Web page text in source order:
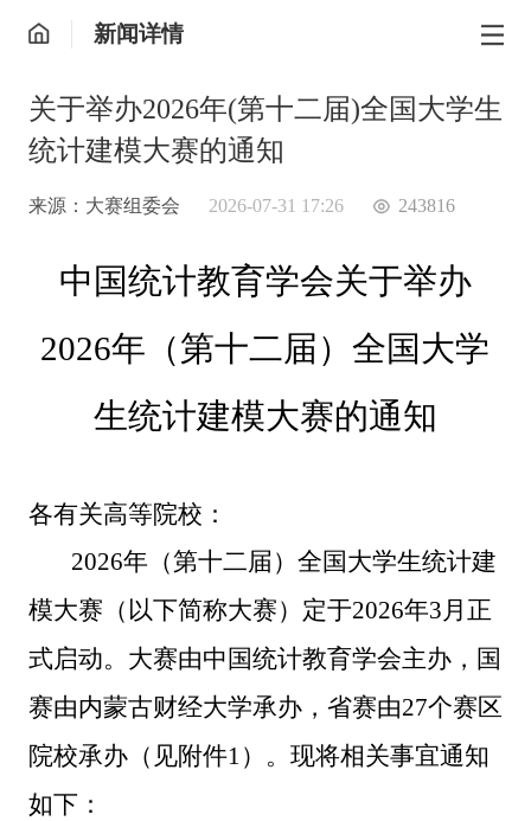
新闻详情
关于举办2026年(第十二届)全国大学生
统计建模大赛的通知
来源：大赛组委会 2026-07-31 17:26 243816
中国统计教育学会关于举办
2026年（第十二届）全国大学
生统计建模大赛的通知
各有关高等院校：
2026年（第十二届）全国大学生统计建
模大赛（以下简称大赛）定于2026年3月正
式启动。大赛由中国统计教育学会主办，国
赛由内蒙古财经大学承办， 省赛由27个赛区
院校承办（见附件1）。现将相关事宜通知
如下：